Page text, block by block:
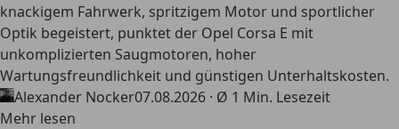
knackigem Fahrwerk, spritzigem Motor und sportlicher
Optik begeistert, punktet der Opel Corsa E mit
unkomplizierten Saugmotoren, hoher
Wartungsfreundlichkeit und günstigen Unterhaltskosten.
Alexander Nocker07.08.2026 · Ø 1 Min. Lesezeit
Mehr lesen